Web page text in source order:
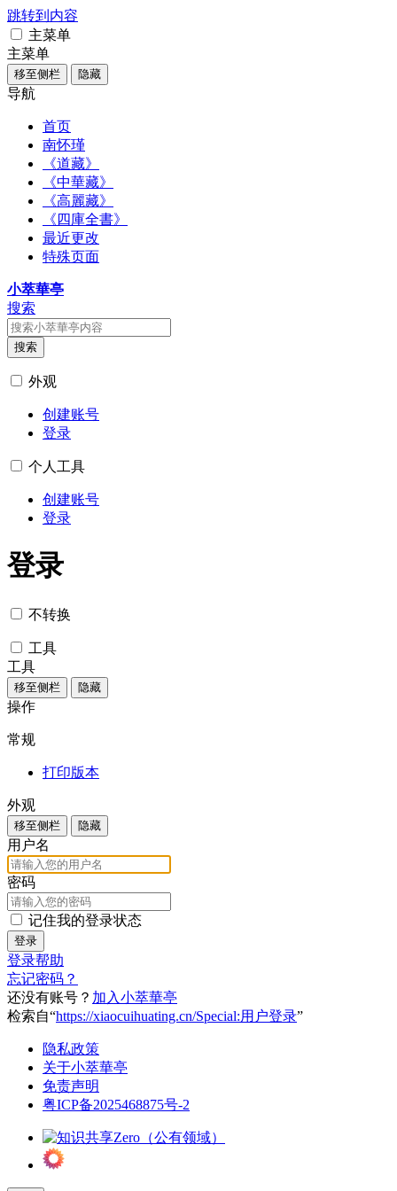
跳转到内容
主菜单
主菜单
移至侧栏 隐藏
导航
首页
南怀瑾
《道藏》
《中華藏》
《高麗藏》
《四庫全書》
最近更改
特殊页面
小萃華亭
搜索
搜索
外观
创建账号
登录
个人工具
创建账号
登录
登录
不转换
工具
工具
移至侧栏 隐藏
操作
常规
打印版本
外观
移至侧栏 隐藏
用户名
密码
记住我的登录状态
登录
登录帮助
忘记密码？
还没有账号？ 加入小萃華亭
检索自“https://xiaocuihuating.cn/Special:用户登录”
隐私政策
关于小萃華亭
免责声明
粤ICP备2025468875号-2